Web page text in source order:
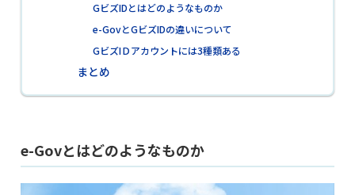
GビズIDとはどのようなものか
e-GovとGビズIDの違いについて
GビズIＤアカウントには3種類ある
まとめ
e-Govとはどのようなものか